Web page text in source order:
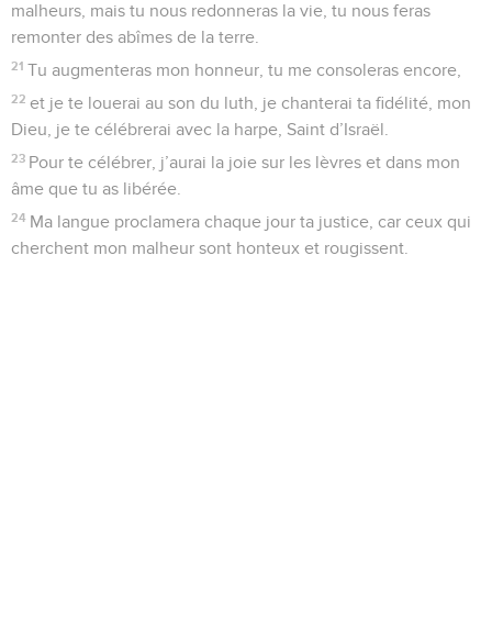
malheurs, mais tu nous redonneras la vie, tu nous feras
remonter des abîmes de la terre.
21 Tu augmenteras mon honneur, tu me consoleras encore,
22 et je te louerai au son du luth, je chanterai ta fidélité, mon
Dieu, je te célébrerai avec la harpe, Saint d’Israël.
23 Pour te célébrer, j’aurai la joie sur les lèvres et dans mon
âme que tu as libérée.
24 Ma langue proclamera chaque jour ta justice, car ceux qui
cherchent mon malheur sont honteux et rougissent.